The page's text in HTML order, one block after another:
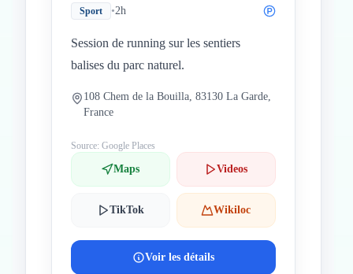
Sport •2h
Session de running sur les sentiers
balises du parc naturel.
108 Chem de la Bouilla, 83130 La Garde,
France
Source: Google Places
Maps Videos
TikTok Wikiloc
Voir les détails